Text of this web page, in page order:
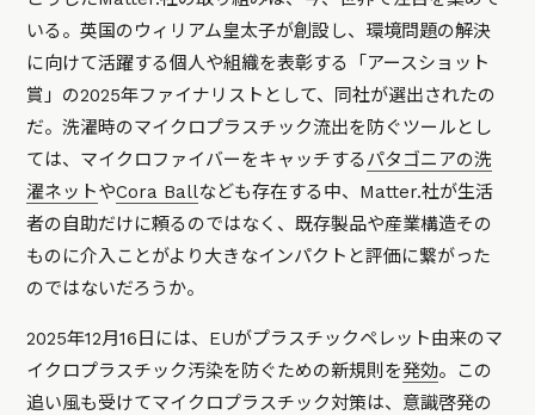
いる。英国のウィリアム皇太子が創設し、環境問題の解決
に向けて活躍する個人や組織を表彰する「アースショット
賞」の2025年ファイナリストとして、同社が選出されたの
だ。洗濯時のマイクロプラスチック流出を防ぐツールとし
ては、マイクロファイバーをキャッチするパタゴニアの洗
濯ネットやCora Ballなども存在する中、Matter.社が生活
者の自助だけに頼るのではなく、既存製品や産業構造その
ものに介入ことがより大きなインパクトと評価に繋がった
のではないだろうか。
2025年12月16日には、EUがプラスチックペレット由来のマ
イクロプラスチック汚染を防ぐための新規則を発効。この
追い風も受けてマイクロプラスチック対策は、意識啓発の